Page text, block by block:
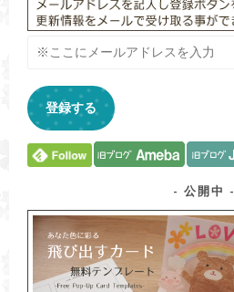
に
メ
ー
ル
ア
を
登録する
公開中